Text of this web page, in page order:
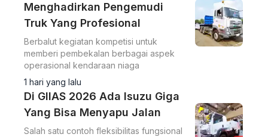
Menghadirkan Pengemudi
Truk Yang Profesional
Berbalut kegiatan kompetisi untuk
memberi pembekalan berbagai aspek
operasional kendaraan niaga
1 hari yang lalu
Di GIIAS 2026 Ada Isuzu Giga
Yang Bisa Menyapu Jalan
Salah satu contoh fleksibilitas fungsional